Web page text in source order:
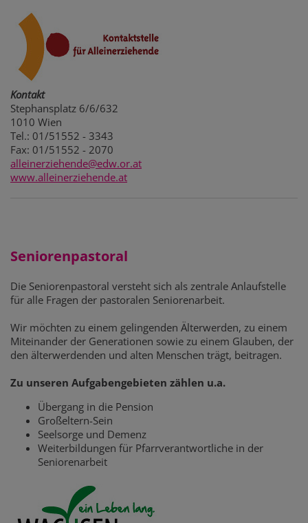
Kontakt
Stephansplatz 6/6/632
1010 Wien
Tel.: 01/51552 - 3343
Fax: 01/51552 - 2070
alleinerziehende@edw.or.at
www.alleinerziehende.at
Seniorenpastoral
Die Seniorenpastoral versteht sich als zentrale Anlaufstelle
für alle Fragen der pastoralen Seniorenarbeit.
Wir möchten zu einem gelingenden Älterwerden, zu einem
Miteinander der Generationen sowie zu einem Glauben, der
den älterwerdenden und alten Menschen trägt, beitragen.
Zu unseren Aufgabengebieten zählen u.a.
Übergang in die Pension
Großeltern-Sein
Seelsorge und Demenz
Weiterbildungen für Pfarrverantwortliche in der
Seniorenarbeit